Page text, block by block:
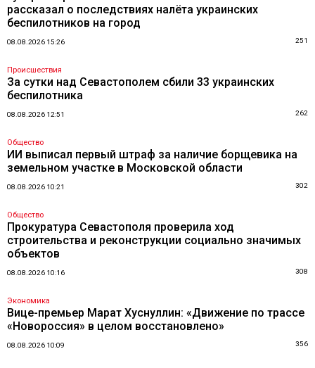
рассказал о последствиях налёта украинских
беспилотников на город
08.08.2026 15:26 251
Происшествия
За сутки над Севастополем сбили 33 украинских
беспилотника
08.08.2026 12:51 262
Общество
ИИ выписал первый штраф за наличие борщевика на
земельном участке в Московской области
08.08.2026 10:21 302
Общество
Прокуратура Севастополя проверила ход
строительства и реконструкции социально значимых
объектов
08.08.2026 10:16 308
Экономика
Вице-премьер Марат Хуснуллин: «Движение по трассе
«Новороссия» в целом восстановлено»
08.08.2026 10:09 356